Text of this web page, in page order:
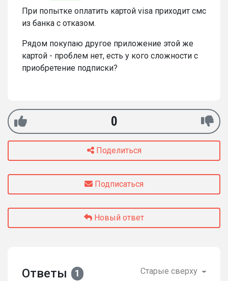
При попытке оплатить картой visa приходит смс
из банка с отказом.
Рядом покупаю другое приложение этой же
картой - проблем нет, есть у кого сложности с
приобретение подписки?
0
Поделиться
Подписаться
Новый ответ
Ответы 1 Старые сверху